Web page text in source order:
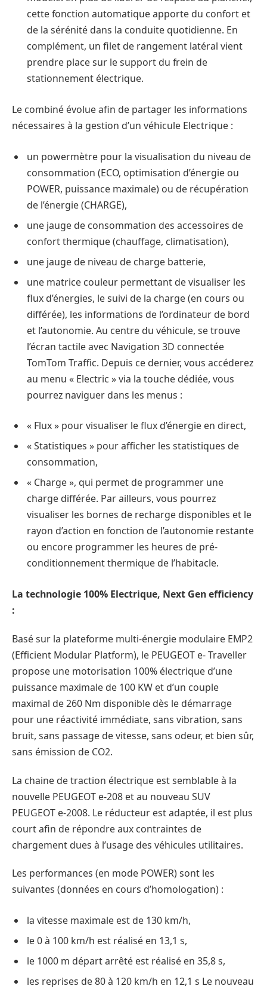
cette fonction automatique apporte du confort et
de la sérénité dans la conduite quotidienne. En
complément, un filet de rangement latéral vient
prendre place sur le support du frein de
stationnement électrique.
Le combiné évolue afin de partager les informations
nécessaires à la gestion d’un véhicule Electrique :
un powermètre pour la visualisation du niveau de
consommation (ECO, optimisation d’énergie ou
POWER, puissance maximale) ou de récupération
de l’énergie (CHARGE),
une jauge de consommation des accessoires de
confort thermique (chauffage, climatisation),
une jauge de niveau de charge batterie,
une matrice couleur permettant de visualiser les
flux d’énergies, le suivi de la charge (en cours ou
différée), les informations de l’ordinateur de bord
et l’autonomie. Au centre du véhicule, se trouve
l’écran tactile avec Navigation 3D connectée
TomTom Traffic. Depuis ce dernier, vous accéderez
au menu « Electric » via la touche dédiée, vous
pourrez naviguer dans les menus :
« Flux » pour visualiser le flux d’énergie en direct,
« Statistiques » pour afficher les statistiques de
consommation,
« Charge », qui permet de programmer une
charge différée. Par ailleurs, vous pourrez
visualiser les bornes de recharge disponibles et le
rayon d’action en fonction de l’autonomie restante
ou encore programmer les heures de pré-
conditionnement thermique de l’habitacle.
La technologie 100% Electrique, Next Gen efficiency
:
Basé sur la plateforme multi-énergie modulaire EMP2
(Efficient Modular Platform), le PEUGEOT e- Traveller
propose une motorisation 100% électrique d’une
puissance maximale de 100 KW et d’un couple
maximal de 260 Nm disponible dès le démarrage
pour une réactivité immédiate, sans vibration, sans
bruit, sans passage de vitesse, sans odeur, et bien sûr,
sans émission de CO2.
La chaine de traction électrique est semblable à la
nouvelle PEUGEOT e-208 et au nouveau SUV
PEUGEOT e-2008. Le réducteur est adaptée, il est plus
court afin de répondre aux contraintes de
chargement dues à l’usage des véhicules utilitaires.
Les performances (en mode POWER) sont les
suivantes (données en cours d’homologation) :
la vitesse maximale est de 130 km/h,
le 0 à 100 km/h est réalisé en 13,1 s,
le 1000 m départ arrêté est réalisé en 35,8 s,
les reprises de 80 à 120 km/h en 12,1 s Le nouveau